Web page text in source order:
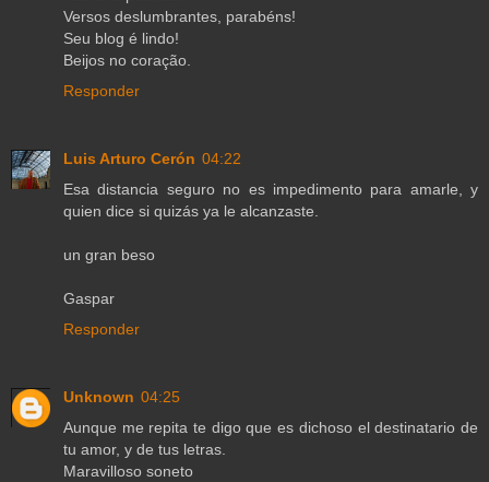
Versos deslumbrantes, parabéns!
Seu blog é lindo!
Beijos no coração.
Responder
Luis Arturo Cerón 04:22
Esa distancia seguro no es impedimento para amarle, y
quien dice si quizás ya le alcanzaste.
un gran beso
Gaspar
Responder
Unknown 04:25
Aunque me repita te digo que es dichoso el destinatario de
tu amor, y de tus letras.
Maravilloso soneto